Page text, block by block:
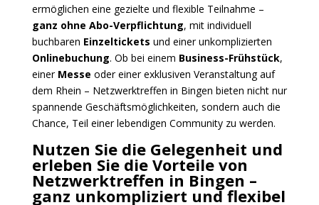
ermöglichen eine gezielte und flexible Teilnahme –
ganz ohne Abo-Verpflichtung, mit individuell
buchbaren Einzeltickets und einer unkomplizierten
Onlinebuchung. Ob bei einem Business-Frühstück,
einer Messe oder einer exklusiven Veranstaltung auf
dem Rhein – Netzwerktreffen in Bingen bieten nicht nur
spannende Geschäftsmöglichkeiten, sondern auch die
Chance, Teil einer lebendigen Community zu werden.
Nutzen Sie die Gelegenheit und
erleben Sie die Vorteile von
Netzwerktreffen in Bingen –
ganz unkompliziert und flexibel